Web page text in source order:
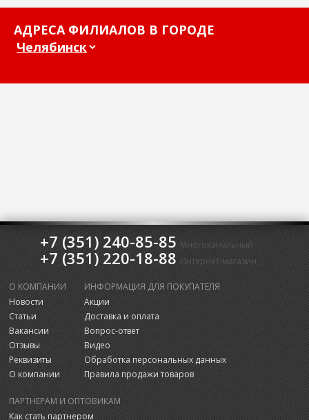
АДРЕСА ФИЛИАЛОВ В ГОРОДЕ
+7 (351) 240-85-85 Многоканальный
+7 (351) 220-18-88 Интернет-магазин
О КОМПАНИИ
Новости
Статьи
Вакансии
Отзывы
Реквизиты
О компании
ИНФОРМАЦИЯ ДЛЯ ПОКУПАТЕЛЯ
Акции
Доставка и оплата
Вопрос-ответ
Видео
Обработка персональных данных
Правила продажи товаров
ПАРТНЕРАМ И ОПТОВИКАМ
Как стать партнером